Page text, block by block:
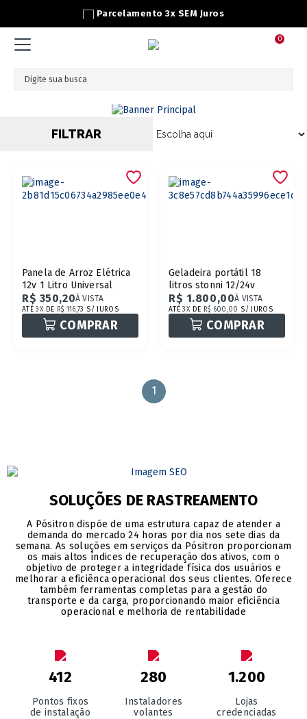
3x SEM Juros
0
FILTRAR ORDENAR
Panela de Arroz Elétrica
12v 1 Litro Universal
R$ 350,20À VISTA
ATÉ3XDE R$ 116,73 S/ JUROS
COMPRAR
Geladeira portátil 18
litros stonni 12/24v
R$ 1.800,00À VISTA
ATÉ3XDE R$ 600,00 S/ JUROS
COMPRAR
1
SOLUÇÕES DE RASTREAMENTO
A Pósitron dispõe de uma estrutura capaz de atender a
demanda do mercado 24 horas por dia nos sete dias da
semana. As soluções em serviços da Pósitron proporcionam
os mais altos índices de recuperação dos ativos, com o
objetivo de proteger a integridade física dos usuários e
melhorar a eficiênca operacional dos seus clientes. Oferece
também ferramentas completas para a gestão do
transporte e da carga, proporcionando maior eficiência
operacional e melhoria de rentabilidade
412
Pontos fixos
de instalação
280
Instaladores
volantes
1.200
Lojas
credenciadas